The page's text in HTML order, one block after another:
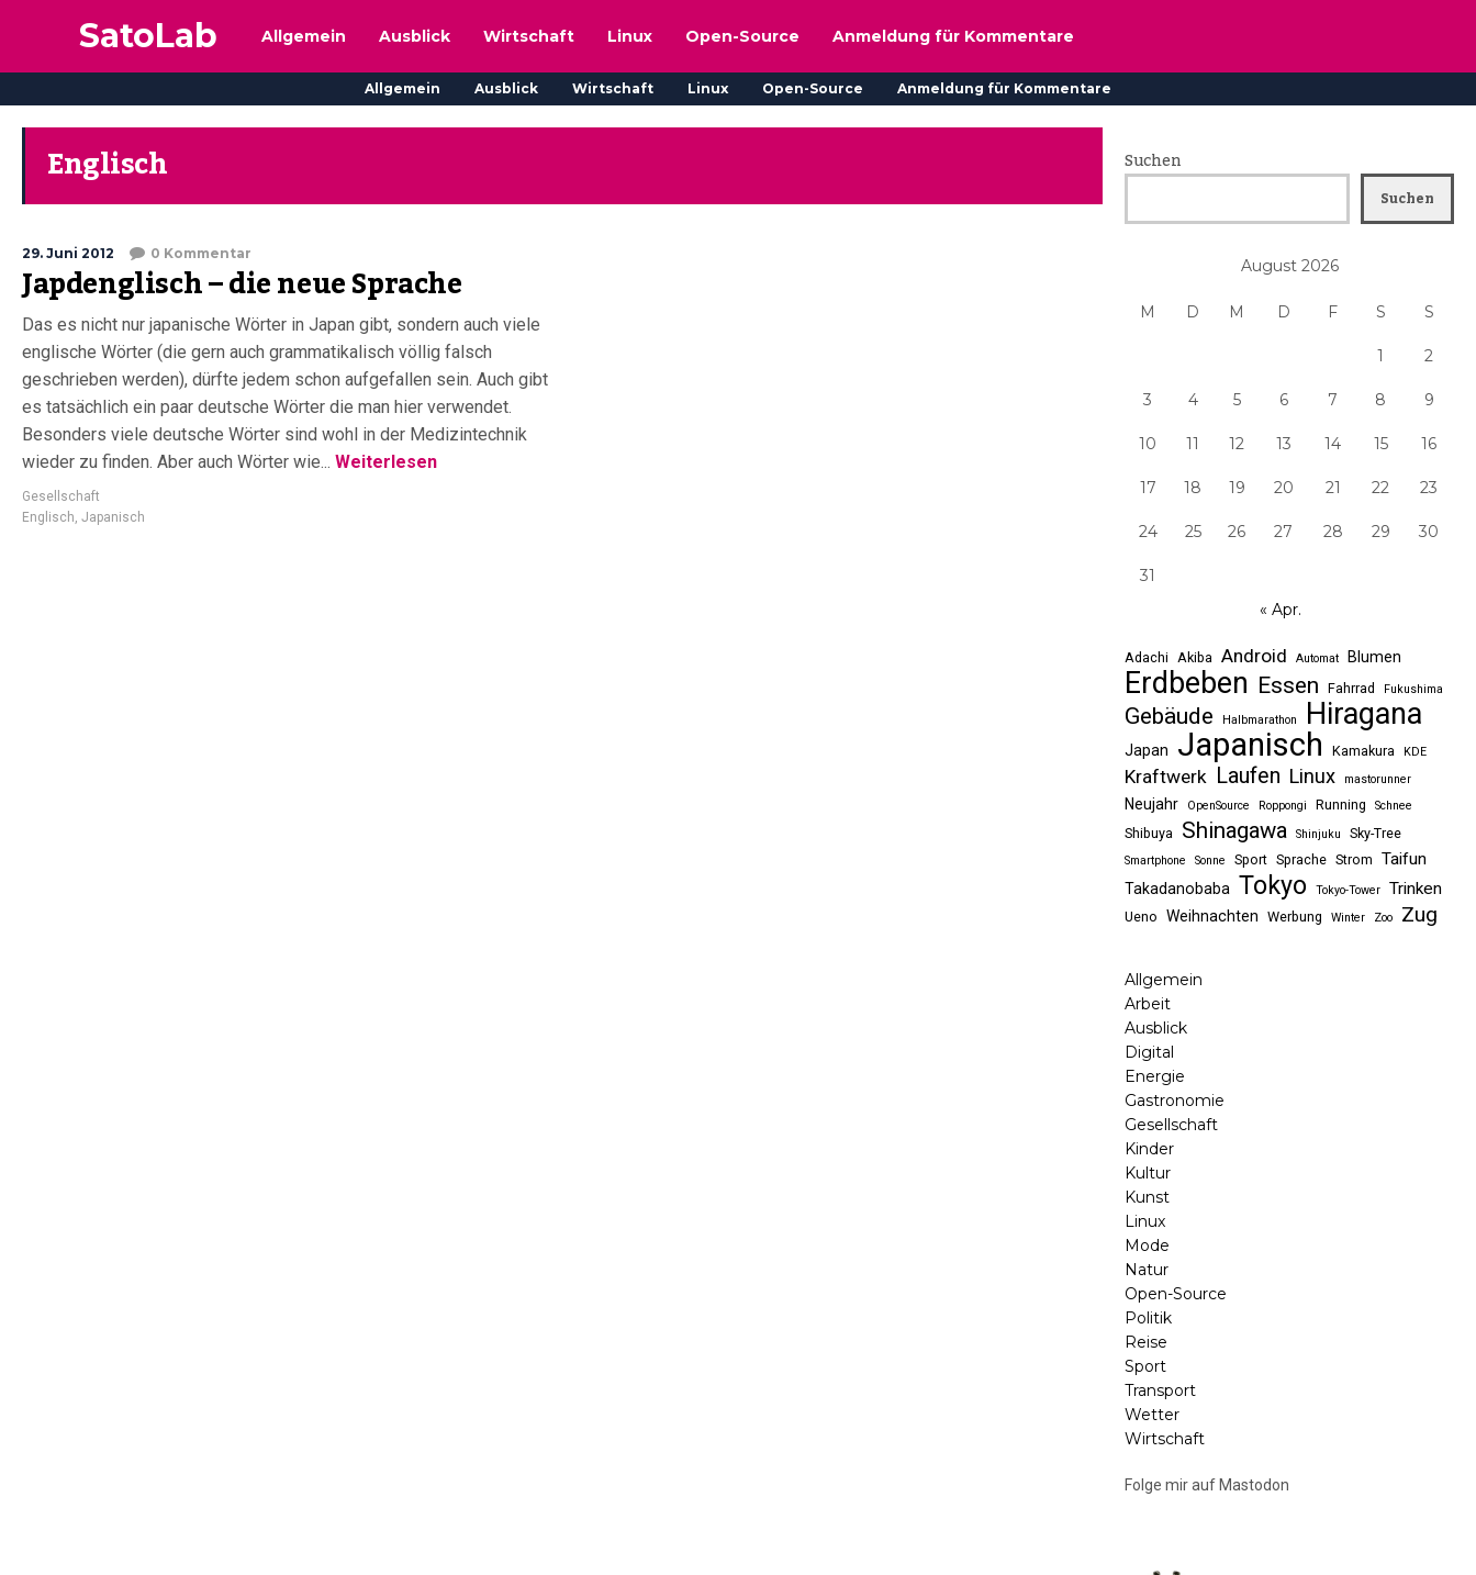
SatoLab Allgemein Ausblick Wirtschaft Linux Open-Source Anmeldung für Kommentare
Allgemein Ausblick Wirtschaft Linux Open-Source Anmeldung für Kommentare
Englisch
29. Juni 2012 0 Kommentar
Japdenglisch – die neue Sprache
Das es nicht nur japanische Wörter in Japan gibt, sondern auch viele
englische Wörter (die gern auch grammatikalisch völlig falsch
geschrieben werden), dürfte jedem schon aufgefallen sein. Auch gibt
es tatsächlich ein paar deutsche Wörter die man hier verwendet.
Besonders viele deutsche Wörter sind wohl in der Medizintechnik
wieder zu finden. Aber auch Wörter wie... Weiterlesen
Gesellschaft
Englisch, Japanisch
Suchen
Suchen
August 2026
M D M D F S S
1 2
3 4 5 6 7 8 9
10 11 12 13 14 15 16
17 18 19 20 21 22 23
24 25 26 27 28 29 30
31
« Apr.
Adachi Akiba Android Automat Blumen
Erdbeben Essen Fahrrad Fukushima
Gebäude Halbmarathon Hiragana
Japan Japanisch Kamakura KDE
Kraftwerk Laufen Linux mastorunner
Neujahr OpenSource Roppongi Running Schnee
Shibuya Shinagawa Shinjuku Sky-Tree
Smartphone Sonne Sport Sprache Strom Taifun
Takadanobaba Tokyo Tokyo-Tower Trinken
Ueno Weihnachten Werbung Winter Zoo Zug
Allgemein
Arbeit
Ausblick
Digital
Energie
Gastronomie
Gesellschaft
Kinder
Kultur
Kunst
Linux
Mode
Natur
Open-Source
Politik
Reise
Sport
Transport
Wetter
Wirtschaft
Folge mir auf Mastodon